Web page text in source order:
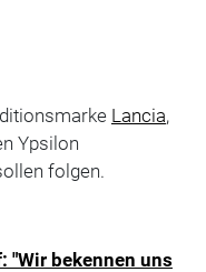
Lancia,
Ypsilon
folgen.
"Wir bekennen uns